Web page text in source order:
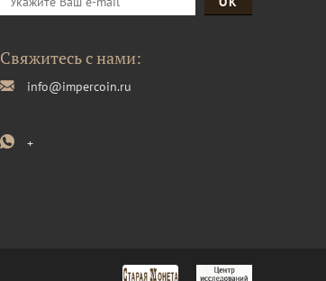
Свяжитесь с нами:
info@impercoin.ru
+